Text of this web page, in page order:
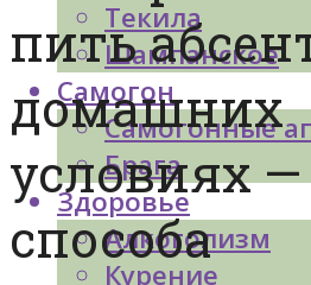
Текила
Шампанское
Самогон
Самогонные
Брага
Здоровье
Алкоголизм
Курение
пить
домашних
условиях —
способа